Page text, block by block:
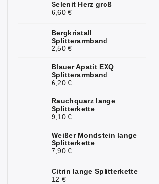
Selenit Herz groß
6,60 €
Bergkristall
Splitterarmband
2,50 €
Blauer Apatit EXQ
Splitterarmband
6,20 €
Rauchquarz lange
Splitterkette
9,10 €
Weißer Mondstein lange
Splitterkette
7,90 €
Citrin lange Splitterkette
12 €